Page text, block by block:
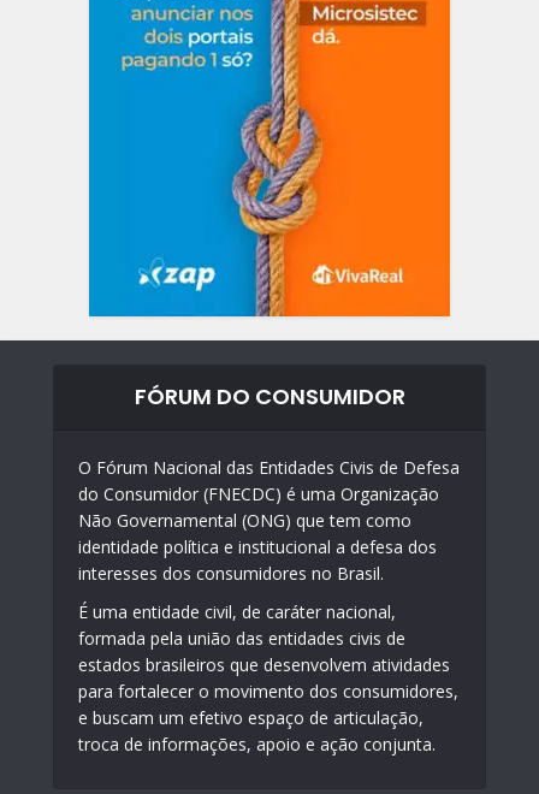
FÓRUM DO CONSUMIDOR
O Fórum Nacional das Entidades Civis de Defesa
do Consumidor (FNECDC) é uma Organização
Não Governamental (ONG) que tem como
identidade política e institucional a defesa dos
interesses dos consumidores no Brasil.
É uma entidade civil, de caráter nacional,
formada pela união das entidades civis de
estados brasileiros que desenvolvem atividades
para fortalecer o movimento dos consumidores,
e buscam um efetivo espaço de articulação,
troca de informações, apoio e ação conjunta.